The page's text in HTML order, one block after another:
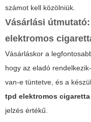
számot kell közölniük.
Vásárlási
elektromos
Vásárláskor a
hogy az eladó
van-e tüntetve, és a
tpd elektromos cigaretta
jelzés értékű.